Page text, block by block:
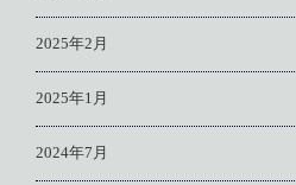
2025年2月
2025年1月
2024年7月